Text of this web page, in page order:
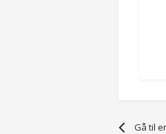
Gå til